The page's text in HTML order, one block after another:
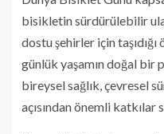
bisikletin sürdürülebilir
dostu şehirler için
günlük yaşamın doğal bir
bireysel sağlık, çevresel
açısından önemli katkılar